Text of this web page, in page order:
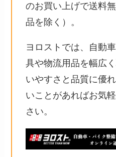
のお買い上げで送料
品を除く）。
ヨロストでは、自動
具や物流用品を幅広
いやすさと品質に優
いことがあればお気
さい。